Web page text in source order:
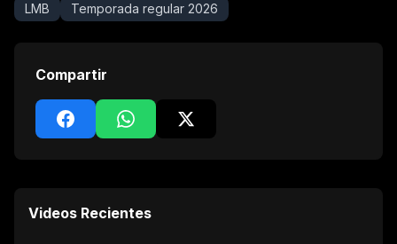
LMB Temporada regular 2026
Compartir
Videos Recientes